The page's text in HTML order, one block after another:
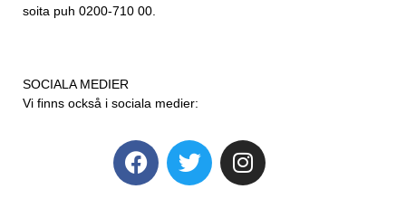
soita puh 0200-710 00.
SOCIALA MEDIER
Vi finns också i sociala medier: